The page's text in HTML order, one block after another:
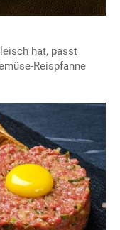
hat, passt
Reispfanne